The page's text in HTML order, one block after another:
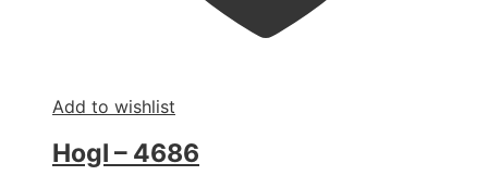
Add to wishlist
Hogl – 4686